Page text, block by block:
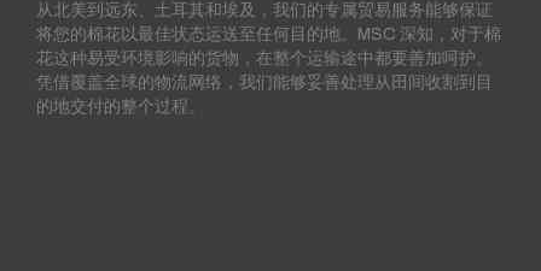
从北美到远东、土耳其和埃及，我们的专属贸易服务能够保证
将您的棉花以最佳状态运送至任何目的地。MSC 深知，对于棉
花这种易受环境影响的货物，在整个运输途中都要善加呵护。
凭借覆盖全球的物流网络，我们能够妥善处理从田间收割到目
的地交付的整个过程。